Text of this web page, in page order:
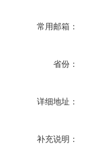
常用邮箱：
省份：
详细地址：
补充说明：